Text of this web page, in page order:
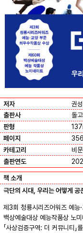
저자
권
출판사
돌
판형
페이지
카테고리
비
출판연도
책 소개
극단의 시대, 우리는 어떻게 공
제3회 청룡시리즈어워즈 예능
백상예술대상 예능작품상 노
「사상검증구역: 더 커뮤니티」